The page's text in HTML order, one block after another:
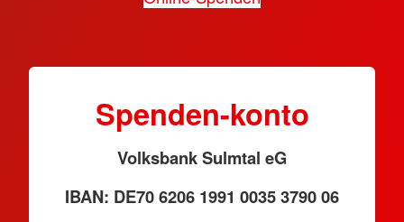
Spenden-konto
Volksbank Sulmtal eG
IBAN: DE70 6206 1991 0035 3790 06